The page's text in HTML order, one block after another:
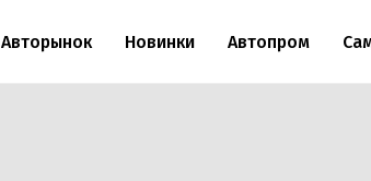
Авторынок Новинки Автопром